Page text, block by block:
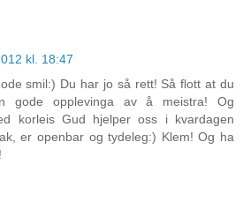
kl. 18:47
smil:) Du har jo så rett! Så flott at du
gode opplevinga av å meistra! Og
korleis Gud hjelper oss i kvardagen
er openbar og tydeleg:) Klem! Og ha